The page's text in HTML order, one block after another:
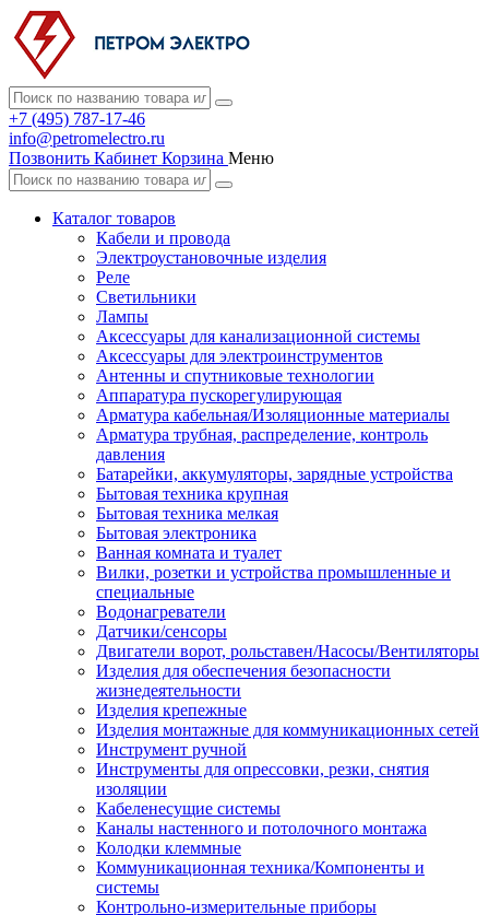
+7 (495) 787-17-46
info@petromelectro.ru
Позвонить Кабинет Корзина Меню
Каталог товаров
Кабели и провода
Электроустановочные изделия
Реле
Светильники
Лампы
Аксессуары для канализационной системы
Аксессуары для электроинструментов
Антенны и спутниковые технологии
Аппаратура пускорегулирующая
Арматура кабельная/Изоляционные материалы
Арматура трубная, распределение, контроль
давления
Батарейки, аккумуляторы, зарядные устройства
Бытовая техника крупная
Бытовая техника мелкая
Бытовая электроника
Ванная комната и туалет
Вилки, розетки и устройства промышленные и
специальные
Водонагреватели
Датчики/сенсоры
Двигатели ворот, рольставен/Насосы/Вентиляторы
Изделия для обеспечения безопасности
жизнедеятельности
Изделия крепежные
Изделия монтажные для коммуникационных сетей
Инструмент ручной
Инструменты для опрессовки, резки, снятия
изоляции
Кабеленесущие системы
Каналы настенного и потолочного монтажа
Колодки клеммные
Коммуникационная техника/Компоненты и
системы
Контрольно-измерительные приборы